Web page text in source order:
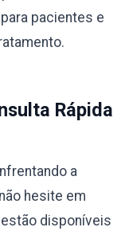
pacientes e
Rápida
a
hesite em
disponíveis